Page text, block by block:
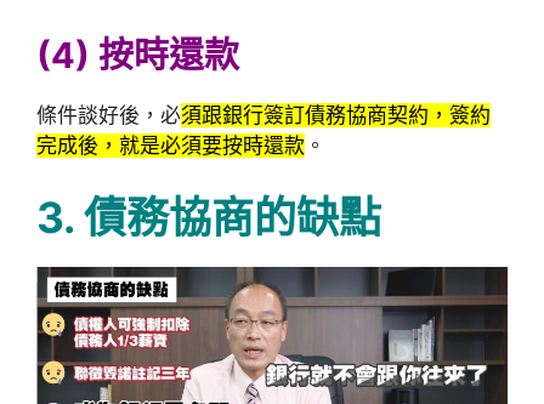
(4) 按時還款
條件談好後，必須跟銀行簽訂債務協商契約，簽約
完成後，就是必須要按時還款 。
3. 債務協商的缺點